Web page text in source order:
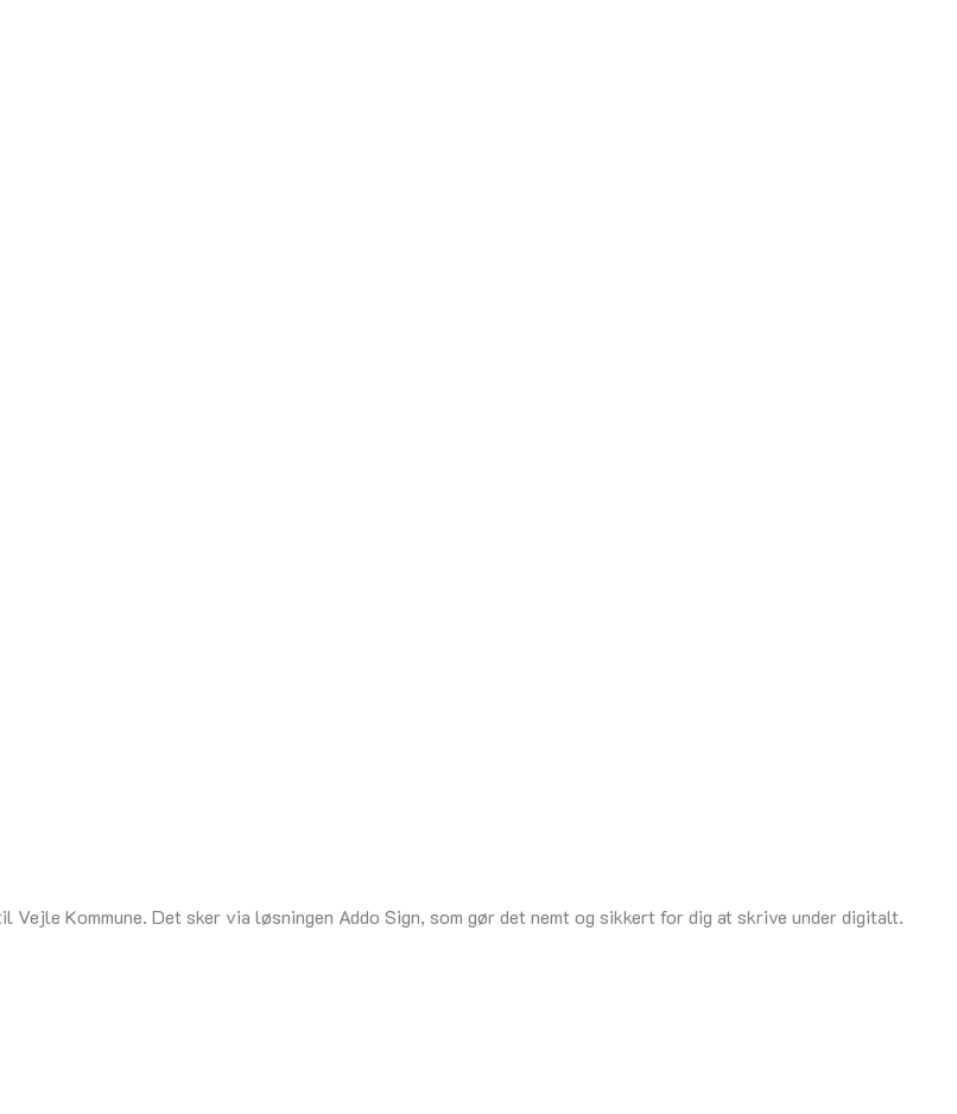
Vejle Kommune. Det sker via løsningen Addo Sign, som gør det nemt og sikkert for dig at skrive under digitalt.